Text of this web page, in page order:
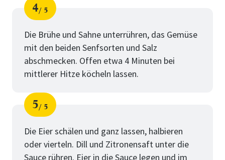
Schritt
4
von
5
Die Brühe und Sahne unterrühren, das Gemüse
mit den beiden Senfsorten und Salz
abschmecken. Offen etwa 4 Minuten bei
mittlerer Hitze köcheln lassen.
Schritt
5
von
5
Die Eier schälen und ganz lassen, halbieren
oder vierteln. Dill und Zitronensaft unter die
Sauce rühren. Eier in die Sauce legen und im